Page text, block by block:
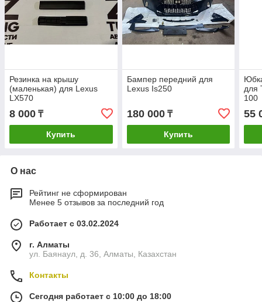
Резинка на крышу
(маленькая) для Lexus
LX570
8 000 ₸
Купить
Бампер передний для
Lexus Is250
180 000₸
Купить
для
100
55
О нас
Рейтинг не сформирован
Менее 5 отзывов за последний год
Работает с 03.02.2024
г. Алматы
ул. Баянаул, д. 36, Алматы, Казахстан
Контакты
Сегодня работает с 10:00 до 18:00